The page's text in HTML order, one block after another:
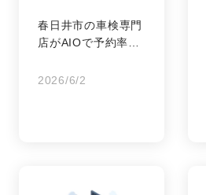
春日井市の車検専門
店がAIOで予約率を
2026/6/2